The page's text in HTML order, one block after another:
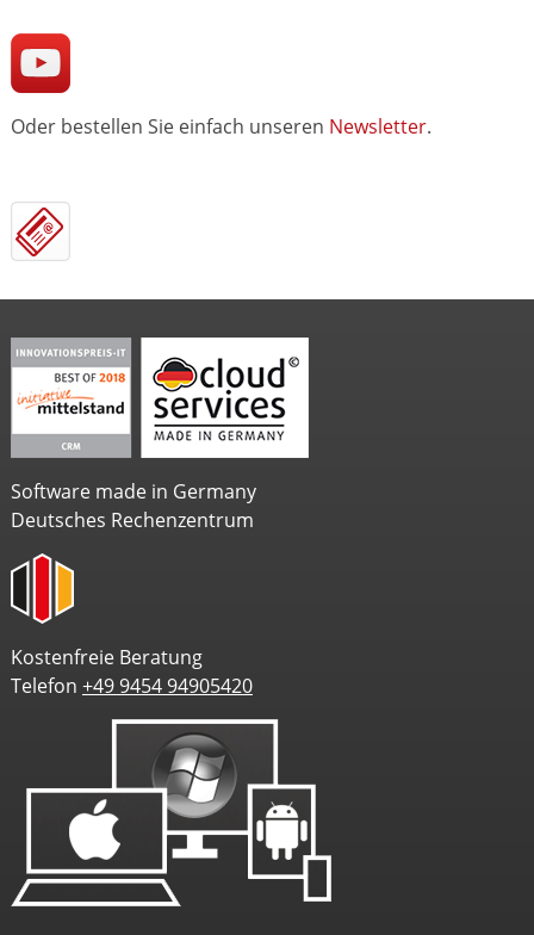
Oder bestellen Sie einfach unseren Newsletter.
Software made in Germany
Deutsches Rechenzentrum
Kostenfreie Beratung
Telefon +49 9454 94905420